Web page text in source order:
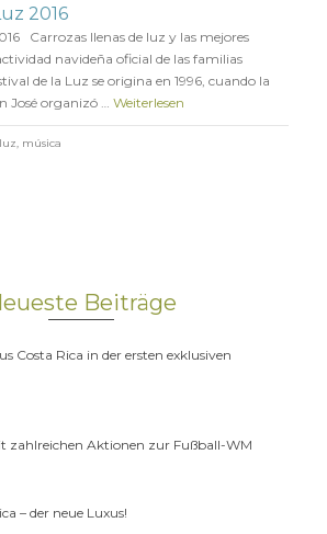
2016
Carrozas llenas de luz y las mejores
navideña oficial de las familias
de la Luz se origina en 1996, cuando la
José organizó … Weiterlesen
luz, música
Beiträge
Costa Rica in der ersten exklusiven
zahlreichen Aktionen zur Fußball-WM
– der neue Luxus!